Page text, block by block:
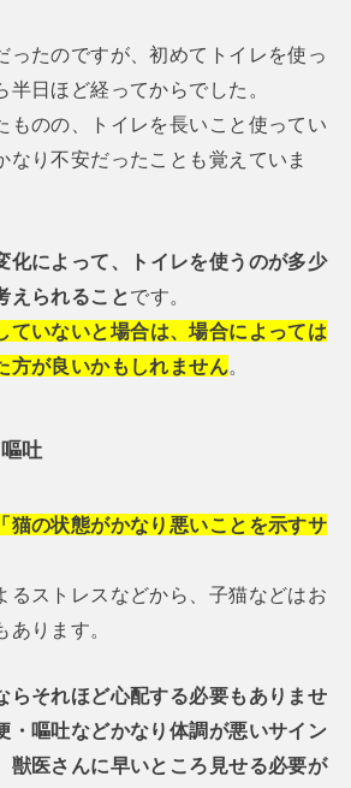
ったのですが、初めてトイレを使っ
半日ほど経ってからでした。
ものの、トイレを長いこと使ってい
なり不安だったことも覚えていま
化によって、トイレを使うのが多少
えられることです。
ていないと場合は、場合によっては
方が良いかもしれません。
吐
猫の状態がかなり悪いことを示すサ
るストレスなどから、子猫などはお
ります。
らそれほど心配する必要もありませ
・嘔吐などかなり体調が悪いサイン
獣医さんに早いところ見せる必要が